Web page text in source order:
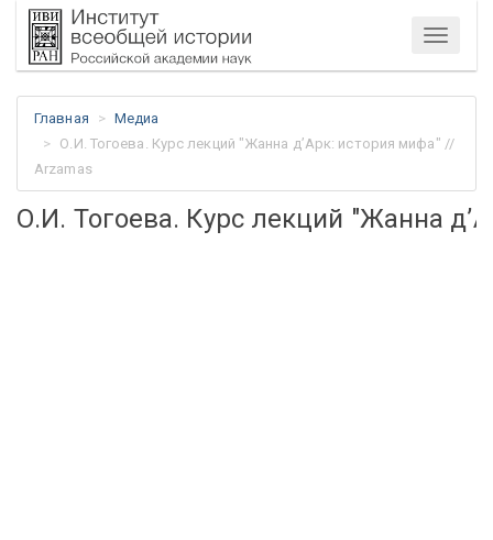
Меню
Главная
Медиа
О.И. Тогоева. Курс лекций "Жанна д’Арк: история мифа" //
Arzamas
О.И. Тогоева. Курс лекций "Жанна